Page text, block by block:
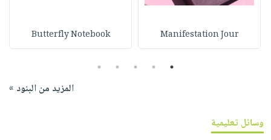
Manifestation Jour
Butterfly Notebook
1
2
3
4
5
المزيد من البنود »
وسائل تعليمية